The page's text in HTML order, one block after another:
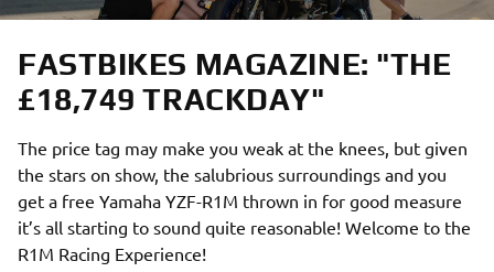
FASTBIKES MAGAZINE: "THE
£18,749 TRACKDAY"
The price tag may make you weak at the knees, but given
the stars on show, the salubrious surroundings and you
get a free Yamaha YZF-R1M thrown in for good measure
it’s all starting to sound quite reasonable! Welcome to the
R1M Racing Experience!